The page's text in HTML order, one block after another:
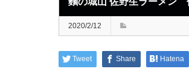
2020/2/12
Tweet Share Hatena